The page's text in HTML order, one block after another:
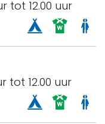
tot 12.00 uur
tot 12.00 uur